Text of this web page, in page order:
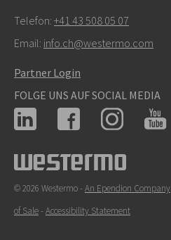
Telefon: +41 43 508 05 07
Email: info.ch@westermo.com
Partner Login
FOLGE UNS AUF SOCIAL MEDIA
© 2026 Westermo - An Ependion Company
of Sale- Accessibility Statement